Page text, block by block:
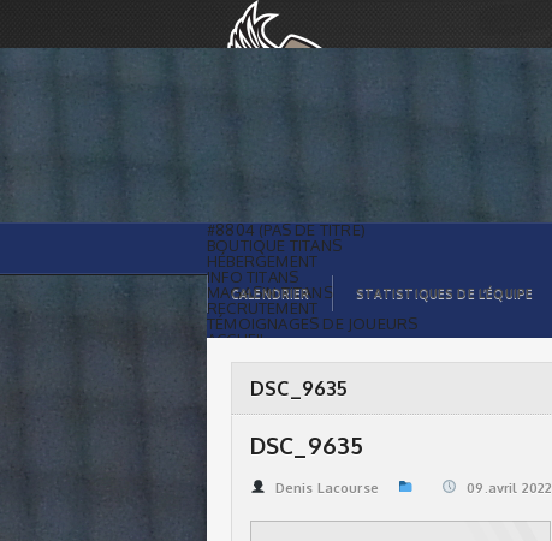
DSC_9635 | Titans de témiscaming
#8804 (PAS DE TITRE)
BOUTIQUE TITANS
HÉBERGEMENT
INFO TITANS
MAGASIN TITANS
RECRUTEMENT
TÉMOIGNAGES DE JOUEURS
ACCUEIL
GALERIE PHOTOS
STATISTIQUES
ORGANISATION
CALENDRIER
GALERIE VIDÉOS
COMMANDITAIRES
CALENDRIER STATISTIQUES DE L’ÉQUIPE
DSC_9635
DSC_9635
Denis Lacourse 09.avril 2022